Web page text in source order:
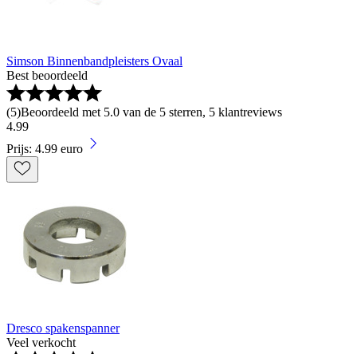
Simson Binnenbandpleisters Ovaal
Best beoordeeld
(5)Beoordeeld met 5.0 van de 5 sterren, 5 klantreviews
4.99
Prijs: 4.99 euro
Dresco spakenspanner
Veel verkocht